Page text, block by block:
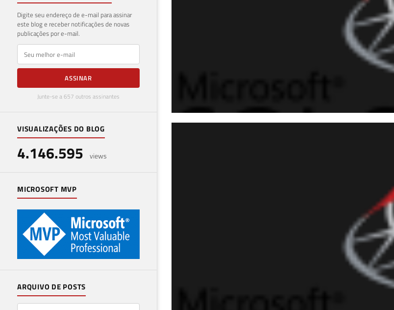
Digite seu endereço de e-mail para assinar
este blog e receber notificações de novas
publicações por e-mail.
E-mail
ASSINAR
Junte-se a 657 outros assinantes
VISUALIZAÇÕES DO BLOG
4.146.595 views
MICROSOFT MVP
ARQUIVO DE POSTS
SQL Server - Operações
xp_cmdshell (Como listar,